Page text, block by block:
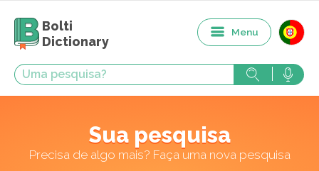
Bolti
Dictionary
Menu
Sua pesquisa
Precisa de algo mais? Faça uma nova pesquisa